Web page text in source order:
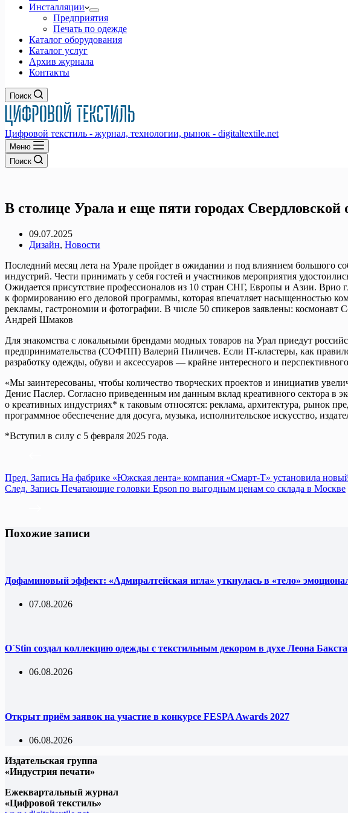
Инсталляции
Предприятия
Печать по одежде
Каталог оборудования
Каталог услуг
Архив журнала
Контакты
Поиск
Цифровой текстиль - журнал, технологии, рынок - digitaltextile.net
Меню
Поиск
В столице Урала и еще пяти городах
09.07.2025
Дизайн, Новости
Последний месяц лета на Урале пройдет в ожидании и под влиянием большого
индустрий. Чести принимать у себя гостей и участников мероприятия
Ожидается присутствие профессионалов из 10 стран СНГ, Европы и Азии. Врио
к формированию его деловой программы, которая впечатляет насыщенностью
рекламы, гастрономии и фотографии. В числе 50 спикеров заявлены:
Андрей Шмаков
Для знакомства с локальными брендами модных товаров на Урал приедут
предпринимательства (СОФПП) Валерий Пиличев. Если IT-кластеры, как
разработку одежды, обуви и аксессуаров — крайне интересного и
«Мы заинтересованы, чтобы количество творческих проектов и инициатив
Денис Паслер. Согласно приведенным им данным вклад креативного сектора в
о креативных индустриях* к таковым относятся: реклама, архитектура, рынок
программное обеспечение для досуга, музыка, исполнительское искусство,
*Вступил в силу с 5 февраля 2025 года.
Пред. Запись На фабрике «Южская лента» компания «Смарт-Т» установила
След. Запись Печатающие головки Epson по выгодным ценам со склада в Москве
Похожие записи
Дофаминовый эффект: «Адмиралтейская игла» уткнулась в «тело»
07.08.2026
O`Stin создал коллекцию одежды с текстильным декором в духе Леона Бакста
06.08.2026
Открыт приём заявок на участие в конкурсе FESPA Awards 2027
06.08.2026
Издательская группа
«Индустрия печати»
Ежеквартальный журнал
«Цифровой текстиль»